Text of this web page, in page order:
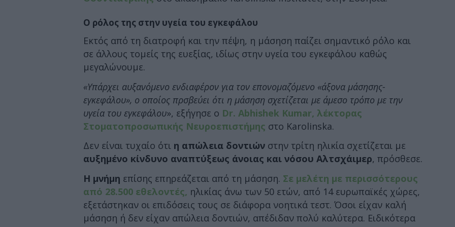
Ο ρόλος της στην υγεία του εγκεφάλου
Εκτός από τη διατροφή και την πέψη, η μάσηση παίζει σημαντικό ρόλο και
σε άλλους τομείς της ευεξίας, ιδίως στην υγεία του εγκεφάλου καθώς
μεγαλώνουμε.
«Υπάρχει αυξανόμενο ενδιαφέρον για τον επονομαζόμενο «άξονα μάσησης-
εγκεφάλου», ο οποίος πρσβεύει ότι η μάσηση σχετίζεται με άμεσο τρόπο με την
υγεία του εγκεφάλου», εξήγησε ο Dr. Abhishek Kumar, λέκτορας
Στοματοπροσωπικής Νευροεπιστήμης στο Karolinska.
Δεν είναι τυχαίο ότι η απώλεια δοντιών στην τρίτη ηλικία σχετίζεται με
αυξημένο κίνδυνο αναπτύξεως άνοιας και νόσου Αλτσχάιμερ, πρόσθεσε.
Η μνήμη επίσης επηρεάζεται από τη μάσηση. Σε μελέτη με περισσότερους
από 28.500 εθελοντές, ηλικίας άνω των 50 ετών, από 14 ευρωπαϊκές χώρες,
εξετάστηκαν οι επιδόσεις τους σε διάφορα νοητικά τεστ. Όσοι είχαν καλή
μάσηση ή δεν είχαν απώλεια δοντιών, απέδιδαν πολύ καλύτερα. Ειδικότερα